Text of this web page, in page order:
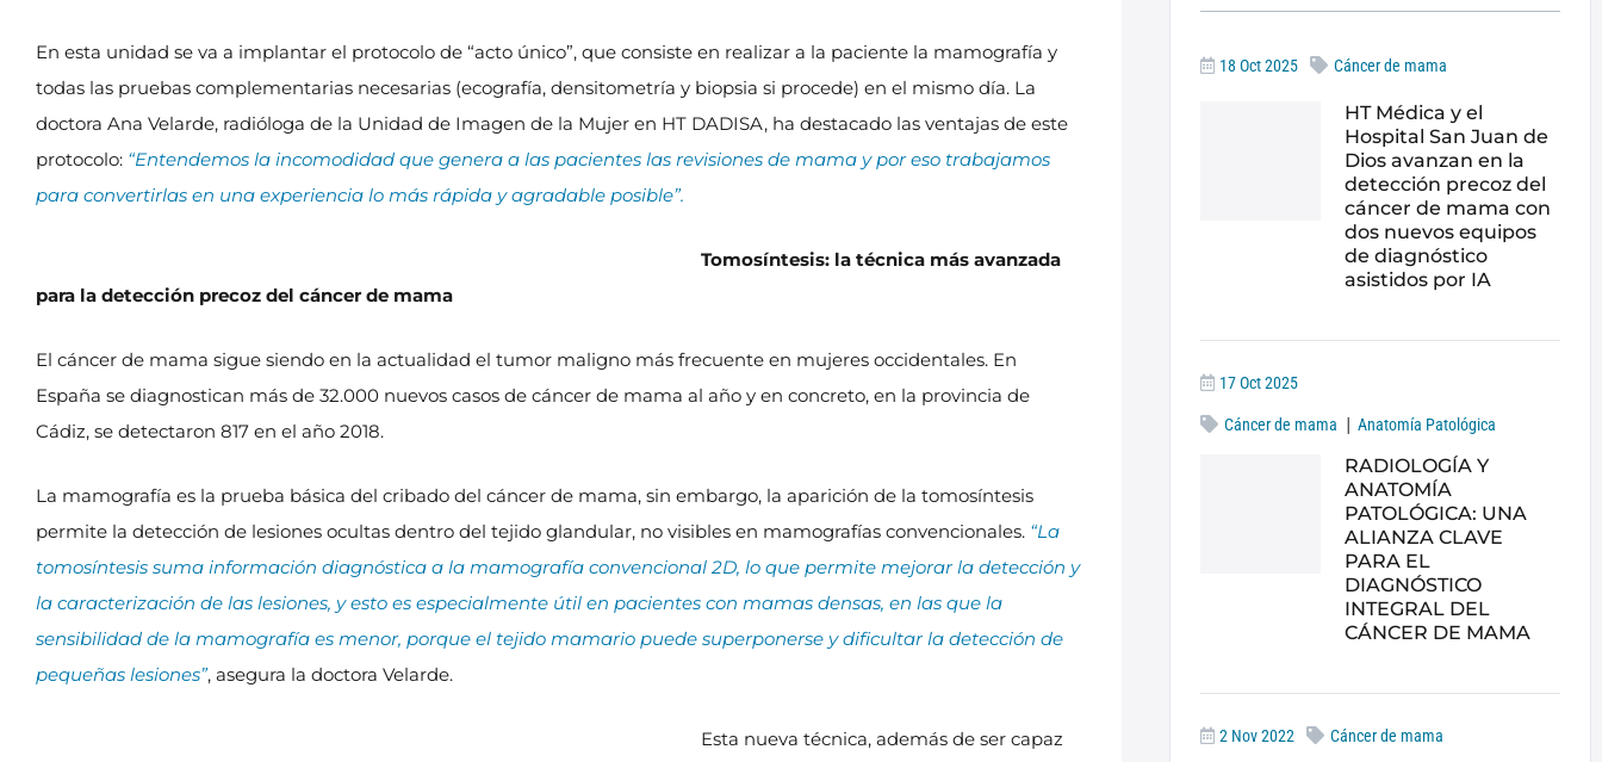
En esta unidad se va a implantar el protocolo de “acto único”, que consiste en realizar a la paciente la mamografía y
todas las pruebas complementarias necesarias (ecografía, densitometría y biopsia si procede) en el mismo día. La
doctora Ana Velarde, radióloga de la Unidad de Imagen de la Mujer en HT DADISA, ha destacado las ventajas de este
protocolo: “Entendemos la incomodidad que genera a las pacientes las revisiones de mama y por eso trabajamos
para convertirlas en una experiencia lo más rápida y agradable posible”.
Tomosíntesis: la técnica más avanzada
para la detección precoz del cáncer de mama
El cáncer de mama sigue siendo en la actualidad el tumor maligno más frecuente en mujeres occidentales. En
España se diagnostican más de 32.000 nuevos casos de cáncer de mama al año y en concreto, en la provincia de
Cádiz, se detectaron 817 en el año 2018.
La mamografía es la prueba básica del cribado del cáncer de mama, sin embargo, la aparición de la tomosíntesis
permite la detección de lesiones ocultas dentro del tejido glandular, no visibles en mamografías convencionales. “La
tomosíntesis suma información diagnóstica a la mamografía convencional 2D, lo que permite mejorar la detección y
la caracterización de las lesiones, y esto es especialmente útil en pacientes con mamas densas, en las que la
sensibilidad de la mamografía es menor, porque el tejido mamario puede superponerse y dificultar la detección de
pequeñas lesiones”, asegura la doctora Velarde.
Esta nueva técnica, además de ser capaz
18 Oct 2025 Cáncer de mama
HT Médica y el
Hospital San Juan de
Dios avanzan en la
detección precoz del
cáncer de mama con
dos nuevos equipos
de diagnóstico
asistidos por IA
17 Oct 2025
Cáncer de mama | Anatomía Patológica
RADIOLOGÍA Y
ANATOMÍA
PATOLÓGICA: UNA
ALIANZA CLAVE
PARA EL
DIAGNÓSTICO
INTEGRAL DEL
CÁNCER DE MAMA
2 Nov 2022 Cáncer de mama